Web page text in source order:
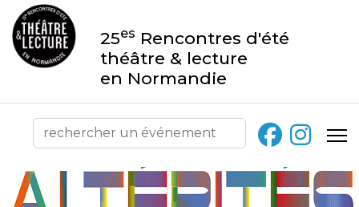
25es Rencontres d'été
théâtre & lecture
en Normandie